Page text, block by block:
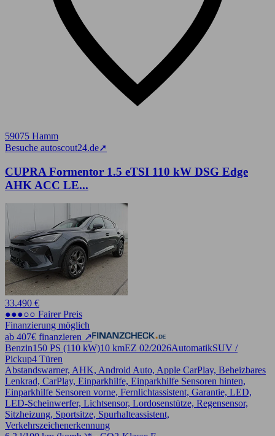
59075 Hamm
Besuche autoscout24.de➚
CUPRA Formentor 1.5 eTSI 110 kW DSG Edge
AHK ACC LE...
33.490 €
●●●○○ Fairer Preis
Finanzierung möglich
ab 407€ finanzieren ↗
Benzin150 PS (110 kW)10 kmEZ 02/2026AutomatikSUV /
Pickup4 Türen
Abstandswarner, AHK, Android Auto, Apple CarPlay, Beheizbares
Lenkrad, CarPlay, Einparkhilfe, Einparkhilfe Sensoren hinten,
Einparkhilfe Sensoren vorne, Fernlichtassistent, Garantie, LED,
LED-Scheinwerfer, Lichtsensor, Lordosenstütze, Regensensor,
Sitzheizung, Sportsitze, Spurhalteassistent,
Verkehrszeichenerkennung